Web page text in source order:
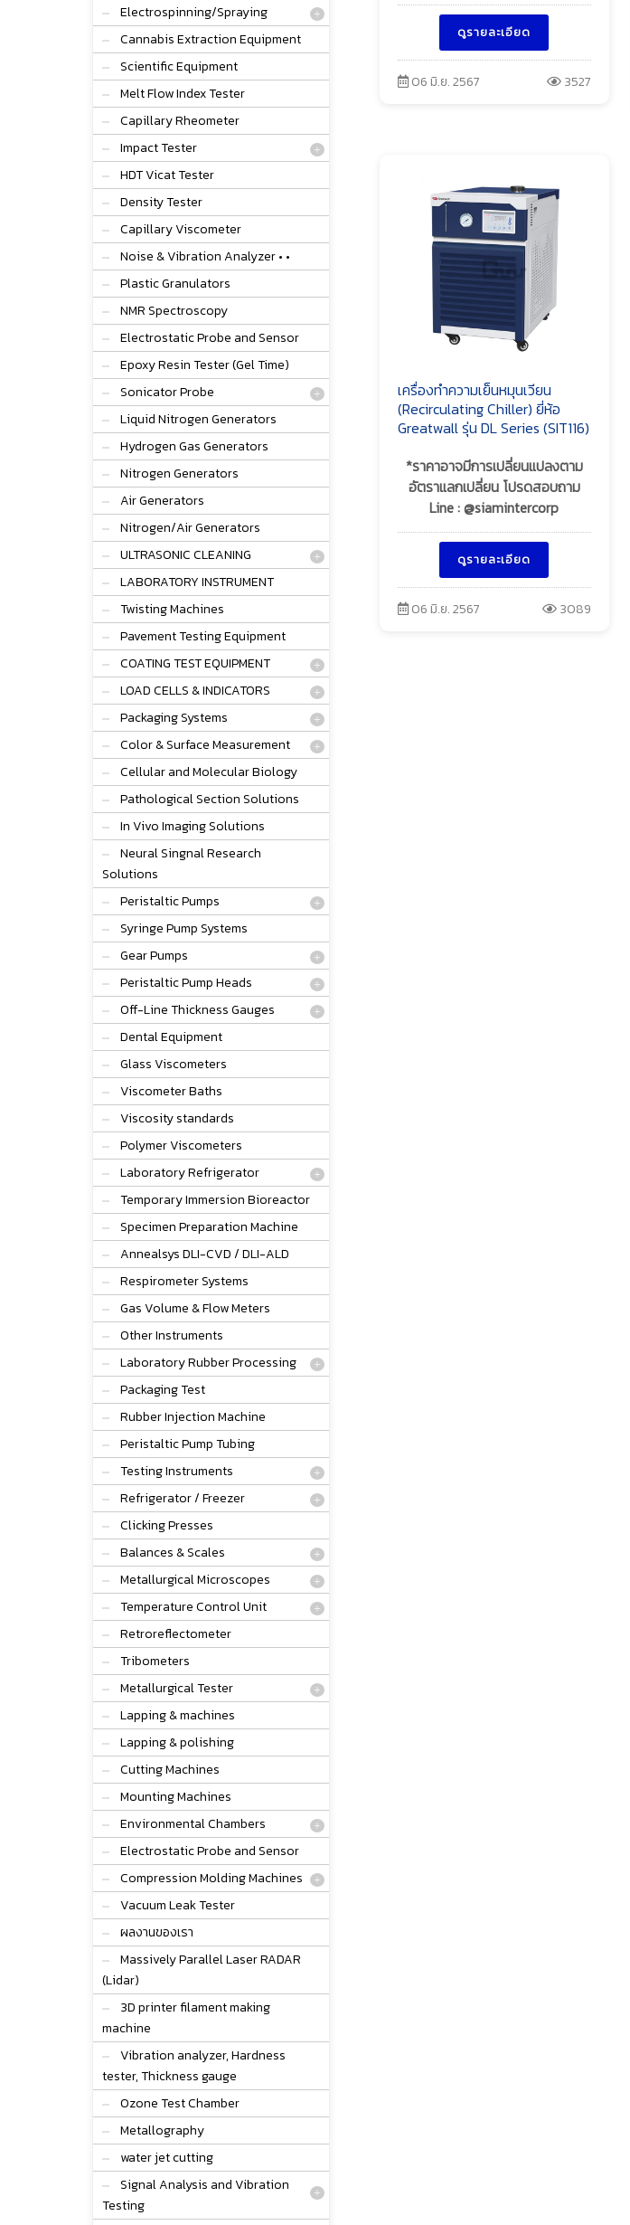
Electrospinning/Spraying
Cannabis Extraction Equipment
Scientific Equipment
Melt Flow Index Tester
Capillary Rheometer
Impact Tester
HDT Vicat Tester
Density Tester
Capillary Viscometer
Noise & Vibration Analyzer • •
Plastic Granulators
NMR Spectroscopy
Electrostatic Probe and Sensor
Epoxy Resin Tester (Gel Time)
Sonicator Probe
Liquid Nitrogen Generators
Hydrogen Gas Generators
Nitrogen Generators
Air Generators
Nitrogen/Air Generators
ULTRASONIC CLEANING
LABORATORY INSTRUMENT
Twisting Machines
Pavement Testing Equipment
COATING TEST EQUIPMENT
LOAD CELLS & INDICATORS
Packaging Systems
Color & Surface Measurement
Cellular and Molecular Biology
Pathological Section Solutions
In Vivo Imaging Solutions
Neural Singnal Research
Solutions
Peristaltic Pumps
Syringe Pump Systems
Gear Pumps
Peristaltic Pump Heads
Off-Line Thickness Gauges
Dental Equipment
Glass Viscometers
Viscometer Baths
Viscosity standards
Polymer Viscometers
Laboratory Refrigerator
Temporary Immersion Bioreactor
Specimen Preparation Machine
Annealsys DLI-CVD / DLI-ALD
Respirometer Systems
Gas Volume & Flow Meters
Other Instruments
Laboratory Rubber Processing
Packaging Test
Rubber Injection Machine
Peristaltic Pump Tubing
Testing Instruments
Refrigerator / Freezer
Clicking Presses
Balances & Scales
Metallurgical Microscopes
Temperature Control Unit
Retroreflectometer
Tribometers
Metallurgical Tester
Lapping & machines
Lapping & polishing
Cutting Machines
Mounting Machines
Environmental Chambers
Electrostatic Probe and Sensor
Compression Molding Machines
Vacuum Leak Tester
ผลงานของเรา
Massively Parallel Laser RADAR
(Lidar)
3D printer filament making
machine
Vibration analyzer, Hardness
tester, Thickness gauge
Ozone Test Chamber
Metallography
water jet cutting
Signal Analysis and Vibration
Testing
ดูรายละเอียด
06 มิ.ย. 2567 3527
เครื่องทำความเย็นหมุนเวียน
(Recirculating Chiller) ยี่ห้อ
Greatwall รุ่น DL Series (SIT116)
*ราคาอาจมีการเปลี่ยนแปลงตาม
อัตราแลกเปลี่ยน โปรดสอบถาม
Line : @siamintercorp
ดูรายละเอียด
06 มิ.ย. 2567 3089